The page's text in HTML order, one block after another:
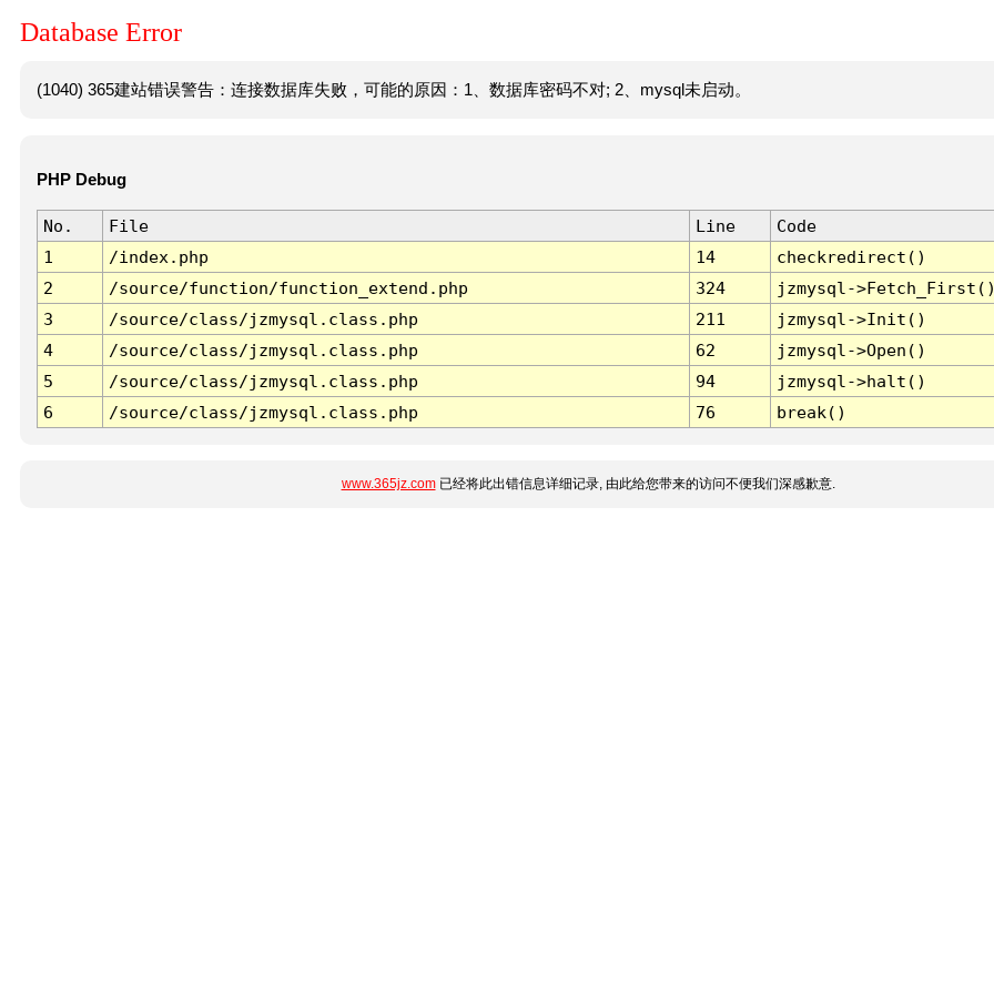
Database Error
(1040) 365建站错误警告：连接数据库失败，可能的原因：1、数据库密码不对; 2、mysql未启动。
PHP Debug
No. File Line
Code
1
/index.php 14
checkredirect()
2
/source/function/function_extend.php 324
jzmysql-
3
/source/class/jzmysql.class.php 211
jzmysql->Init()
4
/source/class/jzmysql.class.php 62
jzmysql->Open()
5
/source/class/jzmysql.class.php 94
jzmysql->halt()
6
/source/class/jzmysql.class.php 76 break()
www.365jz.com已经将此出错信息详细记录, 由此给您带来的访问不便我们深感歉意.